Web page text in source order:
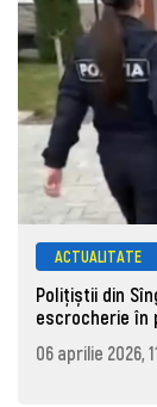
ACTUALITATE
Polițiștii din
escrocherie în
06 aprilie 2026,